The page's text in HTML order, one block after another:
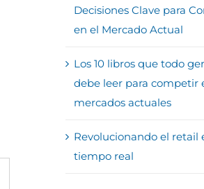
Decisiones Clave para
en el Mercado Actual
Los 10 libros que todo
debe leer para competir
mercados actuales
Revolucionando el retail
tiempo real